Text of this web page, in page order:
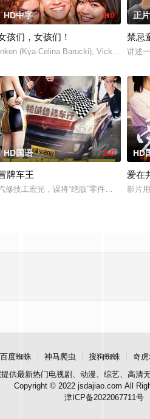
接近倔强女医生李梦（李萌萌 饰）。他
红的韩国流行三人团体。如今，三人为
HD中字 1.0
孩们，女孩们！
Inken (Kya-Celina Barucki), Vicky (Julia
正片
禁忌
讲述
蕾西（奥利维亚·王尔德 Olivia
树立正确的恋爱观生活观的必要性，鞭
HD国语 2.0
牌车王
修技工宏光，误将“绝版”零件遗落盲女
HD
爱在
影片
百度蜘蛛 神马爬虫 搜狗蜘蛛 奇
提供最新热门电视剧、动漫、综艺、高清
Copyright © 2022 jsdajiao.com All
津ICP备2022067711号